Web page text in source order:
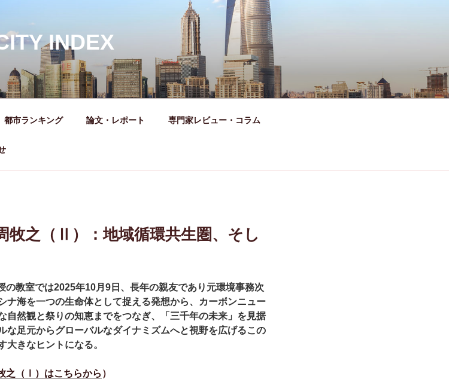
INDEX
都市ランキング 論文・レポート 専門家レビュー・コラム
牧之（Ⅱ）：地域循環共生圏、そし
の教室では2025年10月9日、長年の親友であり元環境事務次
ナ海を一つの生命体として捉える発想から、カーボンニュー
自然観と祭りの知恵までをつなぎ、「三千年の未来」を見据
な足元からグローバルなダイナミズムへと視野を広げるこの
大きなヒントになる。
之（Ⅰ）はこちらから ）